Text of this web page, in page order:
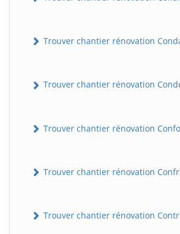
Trouver chantier rénovation
Trouver chantier rénovation
Trouver chantier rénovation
Trouver chantier rénovation
Trouver chantier rénovation